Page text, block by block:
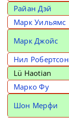
Райан Дэй
Марк Уильямс
Марк Джойс
Нил Робертсон
Lü Haotian
Марко Фу
Шон Мерфи